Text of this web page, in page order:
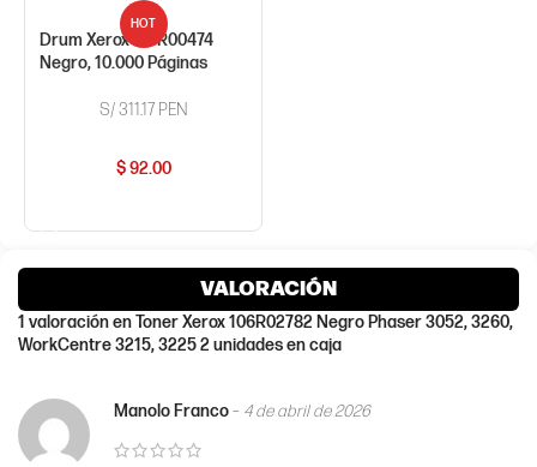
Drum Xerox 101R00474
Negro, 10.000 Páginas
$92.00
HOT
S/ 311.17 PEN
VALORACIÓN
1 valoración enToner Xerox 106R02782 Negro Phaser 3052, 3260,
WorkCentre 3215, 3225 2 unidades en caja
Manolo Franco– 4 de abril de 2026